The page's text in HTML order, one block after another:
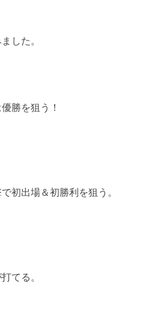
した。
勝を狙う！
初出場＆初勝利を狙う。
てる。